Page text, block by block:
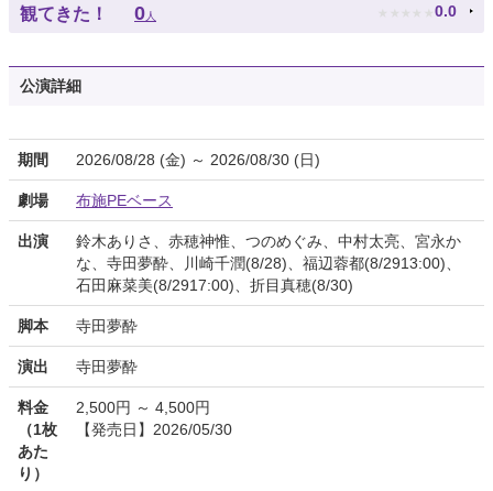
観てきた！ 0人 ★ ★ ★ ★ ★ 0.0
公演詳細
期間 2026/08/28 (金) ～ 2026/08/30 (日)
劇場 布施PEベース
出演
鈴木ありさ、赤穂神惟、つのめぐみ、中村太亮、宮永か
な、寺田夢酔、川崎千潤(8/28)、福辺蓉都(8/2913:00)、
石田麻菜美(8/2917:00)、折目真穂(8/30)
脚本 寺田夢酔
演出 寺田夢酔
料金
（1枚
あた
り）
2,500円 ～ 4,500円
【発売日】2026/05/30